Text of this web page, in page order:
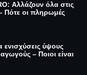
Αλλάζουν όλα στις
Πότε οι πληρωμές
ενισχύσεις ύψους
– Ποιοι είναι